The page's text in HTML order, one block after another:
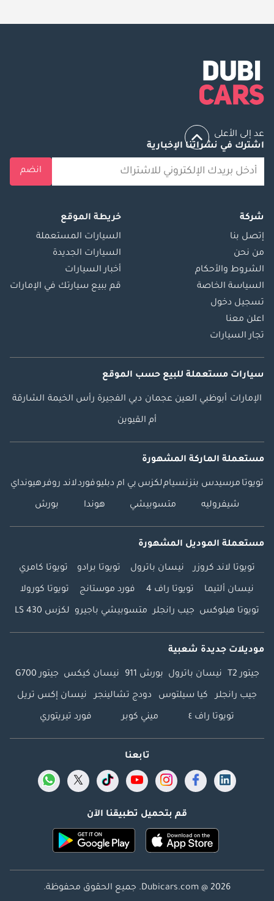
عد إلى الأعلى
اشترك في نشراتنا الإخبارية
انضم
شركة
إتصل بنا
من نحن
الشروط والأحكام
السياسة الخاصة
تسجيل دخول
اعلن معنا
تجار السيارات
خريطة الموقع
السيارات المستعملة
السيارات الجديدة
أخبار السيارات
قم ببيع سيارتك في الإمارات
سيارات مستعملة للبيع حسب الموقع
الإمارات أبوظبي العين عجمان دبي الفجيرة رأس الخيمة الشارقة
أم القيوين
مستعملة الماركة المشهورة
تويوتا مرسيدس بنزنسياملكزس بي ام دبليوفوردلاند روفرهيونداي
شيفروليه متسوبيشي هوندا بورش
مستعملة الموديل المشهورة
تويوتا لاند كروزر نيسان باترول تويوتا برادو تويوتا كامري
نيسان ألتيما تويوتا راف 4 فورد موستانج تويوتا كورولا
تويوتا هيلوكس جيب رانجلر متسوبيشي باجيرو لكزس LS 430
موديلات جديدة شعبية
جيتور T2 نيسان باترول بورش 911 نيسان كيكس جيتور G700
جيب رانجلر كيا سيلتوس دودج تشالينجر نيسان إكس تريل
تويوتا راف ٤ ميني كوبر فورد تيريتوري
تابعنا
قم بتحميل تطبيقنا الآن
Dubicars.com @ 2026. جميع الحقوق محفوظة.